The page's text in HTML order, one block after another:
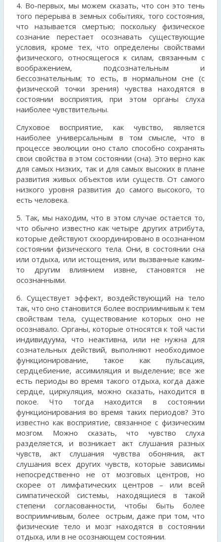
4. Во-первых, мы можем сказать, что сон это тень
того перерыва в земных событиях, того состояния,
что называется смертью; поскольку физическое
сознание перестает осознавать существующие
условия, кроме тех, что определены свойствами
физического, относящегося к силам, связанным с
воображением, подсознательным и
бессознательным; то есть, в нормальном сне (с
физической точки зрения) чувства находятся в
состоянии восприятия, при этом органы слуха
наиболее чувствительны.
Слуховое восприятие, как чувство, является
наиболее универсальным в том смысле, что в
процессе эволюции оно стало способно сохранять
свои свойства в этом состоянии (сна). Это верно как
для самых низких, так и для самых высоких в плане
развития живых объектов или существ. От самого
низкого уровня развития до самого высокого, то
есть человека.
5. Так, мы находим, что в этом случае остается то,
что обычно известно как четыре других атрибута,
которые действуют скоординировано в осознанном
состоянии физического тела. Они, в состоянии сна
или отдыха, или истощения, или вызванные каким-
то другим влиянием извне, становятся не
осознанными.
6. Существует эффект, воздействующий на тело
так, что оно становится более восприимчивым к тем
свойствам тела, существование которых оно не
осознавало. Органы, которые относятся к той части
индивидуума, что неактивна, или не нужна для
сознательных действий, выполняют необходимое
функционирование, такое как пульсация,
сердцебиение, ассимиляция и выделение; все же
есть периоды во время такого отдыха, когда даже
сердце, циркуляция, можно сказать, находится в
покое. Что тогда находится в состоянии
функционирования во время таких периодов? Это
известно как восприятие, связанное с физическим
мозгом. Можно сказать, что чувство слуха
разделяется, и возникает акт слушания разных
чувств, акт слушания чувства обоняния, акт
слушания всех других чувств, которые зависимы
непосредственно не от мозговых центров, но
скорее от лимфатических центров – или всей
симпатической системы, находящиеся в такой
степени согласованности, чтобы быть более
восприимчивым, более острым, даже при том, что
физические тело и мозг находятся в состоянии
отдыха, или в не осознающем состоянии.